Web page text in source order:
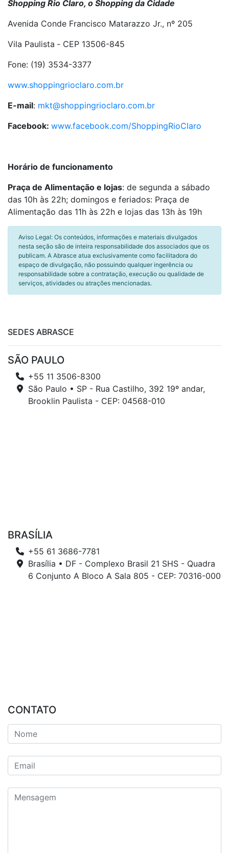
Shopping Rio Claro, o Shopping da Cidade
Avenida Conde Francisco Matarazzo Jr., nº 205
Vila Paulista ‑ CEP 13506-845
Fone: (19) 3534-3377
www.shoppingrioclaro.com.br
E-mail: mkt@shoppingrioclaro.com.br
Facebook: www.facebook.com/ShoppingRioClaro
Horário de funcionamento
Praça de Alimentação e lojas: de segunda a sábado
das 10h às 22h; domingos e feriados: Praça de
Alimentação das 11h às 22h e lojas das 13h às 19h
Aviso Legal: Os conteúdos, informações e materiais divulgados
nesta seção são de inteira responsabilidade dos associados que os
publicam. A Abrasce atua exclusivamente como facilitadora do
espaço de divulgação, não possuindo qualquer ingerência ou
responsabilidade sobre a contratação, execução ou qualidade de
serviços, atividades ou atrações mencionadas.
SEDES ABRASCE
SÃO PAULO
+55 11 3506-8300
São Paulo • SP - Rua Castilho, 392 19º andar,
Brooklin Paulista - CEP: 04568-010
BRASÍLIA
+55 61 3686-7781
Brasília • DF - Complexo Brasil 21 SHS - Quadra
6 Conjunto A Bloco A Sala 805 - CEP: 70316-000
CONTATO